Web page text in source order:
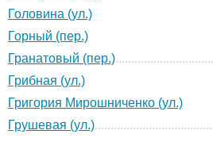
Головина (ул.)
Горный (пер.)
Гранатовый (пер.)
Грибная (ул.)
Григория Мирошниченко (ул.)
Грушевая (ул.)